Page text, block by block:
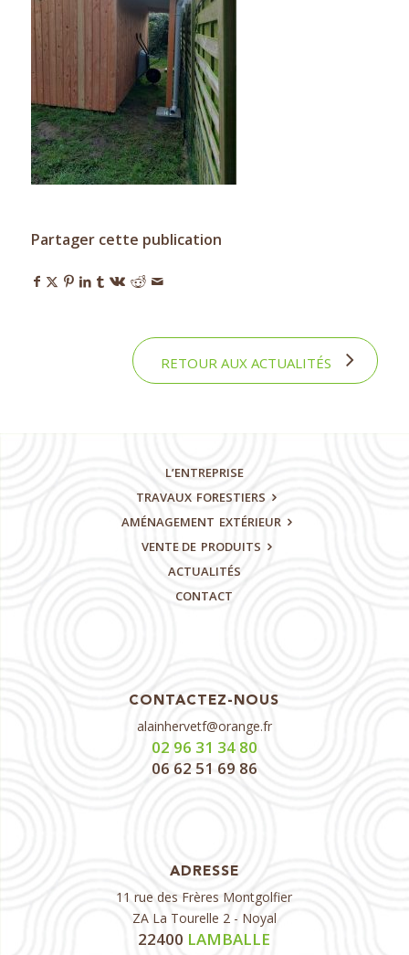
Partager cette publication
RETOUR AUX ACTUALITÉS
L’ENTREPRISE
TRAVAUX FORESTIERS
AMÉNAGEMENT EXTÉRIEUR
VENTE DE PRODUITS
ACTUALITÉS
CONTACT
CONTACTEZ-NOUS
alainhervetf@orange.fr
02 96 31 34 80
06 62 51 69 86
ADRESSE
11 rue des Frères Montgolfier
ZA La Tourelle 2 - Noyal
22400 LAMBALLE